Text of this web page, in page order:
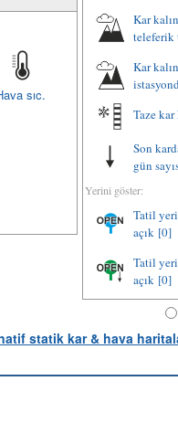
sıc.
Kar
teleferik
Kar
Taze kar
Son
gün
Yerini göster:
Tatil
açık [0]
Tatil
açık [0]
statik kar & hava